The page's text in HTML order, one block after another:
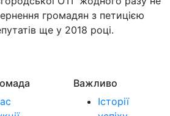
громадян з петицією
ще у 2018 році.
Важливо
Історії